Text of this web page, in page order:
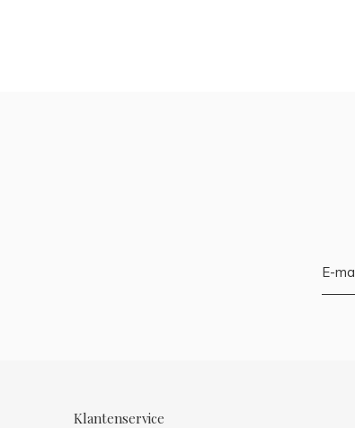
Klantenservice